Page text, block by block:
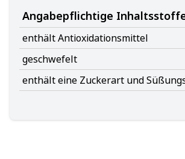
Angabepflichtige
enthält Antioxidationsmittel
geschwefelt
enthält eine Zuckerart und